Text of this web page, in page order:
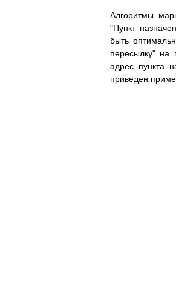
Алгоритмы
"Пункт
быть
пересылку" на
адрес пункта
приведен